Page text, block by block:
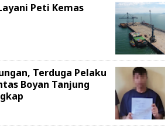
Peti Kemas
Terduga Pelaku
Boyan Tanjung